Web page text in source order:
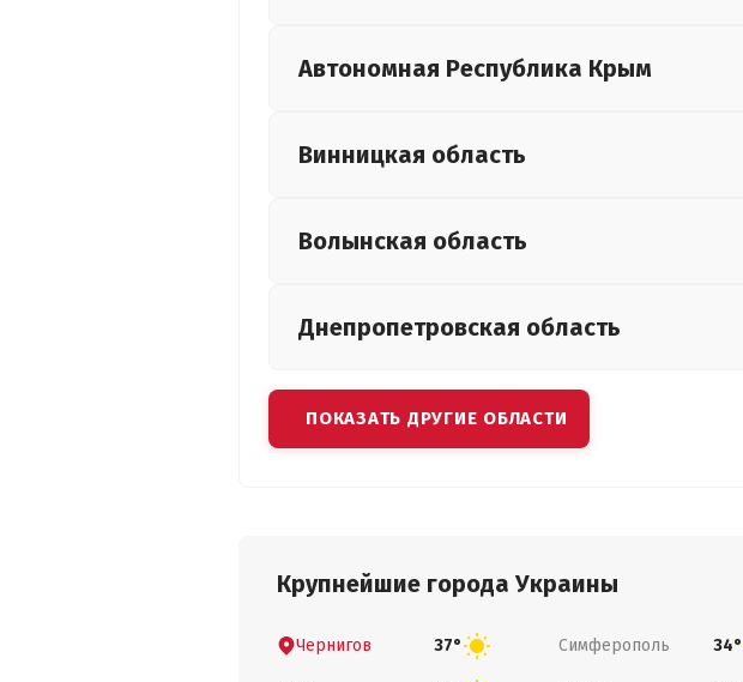
Автономная Республика Крым
Винницкая область
Волынская область
Днепропетровская область
ПОКАЗАТЬ ДРУГИЕ ОБЛАСТИ
Крупнейшие города Украины
Чернигов 37° Симферополь 34°